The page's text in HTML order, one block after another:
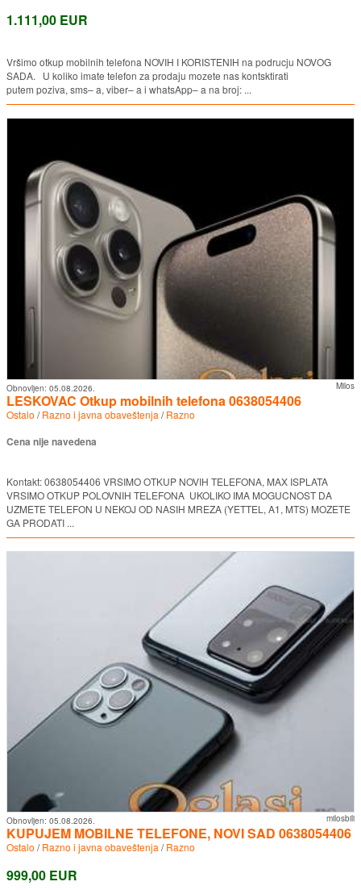
1.111,00 EUR
Vršimo otkup mobilnih telefona NOVIH I KORISTENIH na podrucju NOVOG
SADA. U koliko imate telefon za prodaju mozete nas kontsktirati
putem poziva, sms– a, viber– a i whatsApp– a na broj: ...
Milos
Obnovljen: 05.08.2026.
LESKOVAC Otkup mobilnih telefona 0638054406
Ostalo /Razno i javna obaveštenja /Razno
Cena nije navedena
Kontakt: 0638054406 VRSIMO OTKUP NOVIH TELEFONA, MAX ISPLATA
VRSIMO OTKUP POLOVNIH TELEFONA UKOLIKO IMA MOGUCNOST DA
UZMETE TELEFON U NEKOJ OD NASIH MREZA (YETTEL, A1, MTS) MOZETE
GA PRODATI ...
milosbili
Obnovljen: 05.08.2026.
KUPUJEM MOBILNE TELEFONE, NOVI SAD 0638054406
Ostalo /Razno i javna obaveštenja /Razno
999,00 EUR